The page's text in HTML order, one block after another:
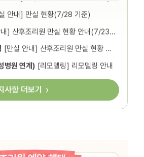
] 산후조리원 만실 현황 안내(7/23 기준)
[만실 안내] 산후조리원 만실 현황 안내(7/23 기준)
병원 연계)
[리모델링] 리모델링 안내
안내] 산후조리원 만실 현황 안내 (07/16 기준)
사항 더보기